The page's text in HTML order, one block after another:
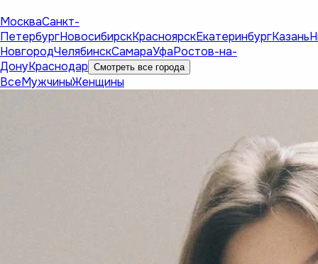
МоскваСанкт-
ПетербургНовосибирскКрасноярскЕкатеринбургКазань
НовгородЧелябинскСамараУфаРостов-на-
ДонуКраснодар Смотреть все города
ВсеМужчиныЖенщины